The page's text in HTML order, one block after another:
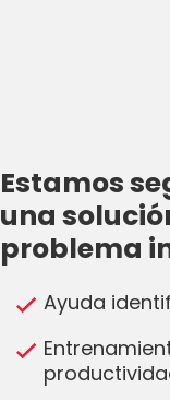
Estamos
una
problema
Ayuda